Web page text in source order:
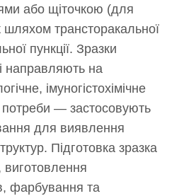
або щіточкою (для
шляхом трансторакальної
пункції. Зразки
направляють на
імуногістохімічне
— застосовують
для виявлення
Підготовка зразка
виготовлення
фарбування та